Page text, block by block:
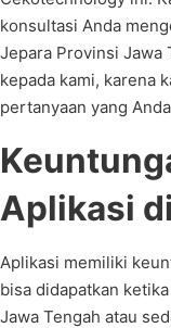
konsultasi Anda
Jepara Provinsi Jawa
kepada kami, karena
pertanyaan yang
Aplikasi
Aplikasi memiliki
bisa didapatkan
Jawa Tengah atau